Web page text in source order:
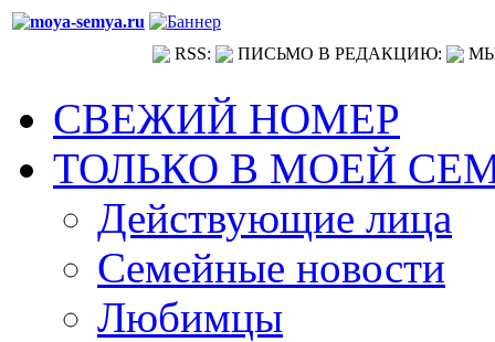
RSS: ПИСЬМО В РЕДАКЦИЮ:
СВЕЖИЙ НОМЕР
ТОЛЬКО В МОЕЙ
Действующие лица
Семейные новости
Любимцы